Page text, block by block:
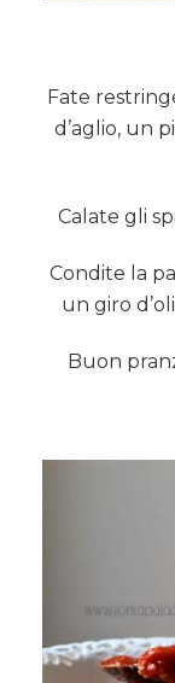
Fate
d’aglio, un
Calate gli
Condite la
un giro
Buon